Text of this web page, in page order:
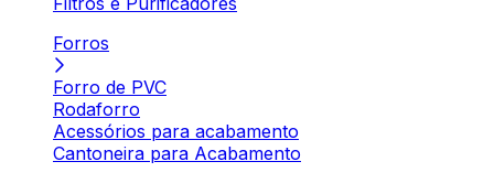
Forros
Forro de PVC
Rodaforro
Acessórios para acabamento
Cantoneira para Acabamento